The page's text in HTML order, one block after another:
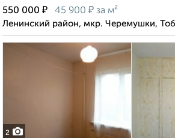
550 000 ₽ 45 900 ₽ за м²
Ленинский район, мкр. Черемушки,
2